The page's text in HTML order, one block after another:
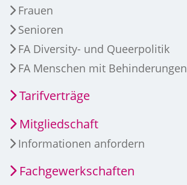
Frauen
Senioren
FA Diversity- und Queerpolitik
FA Menschen mit Behinderungen
Tarifverträge
Mitgliedschaft
Informationen anfordern
Fachgewerkschaften